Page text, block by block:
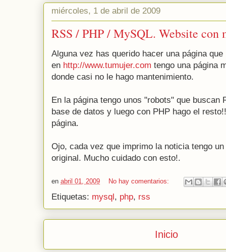
miércoles, 1 de abril de 2009
RSS / PHP / MySQL. Website
Alguna vez has querido hacer una página
en http://www.tumujer.com tengo una página
donde casi no le hago mantenimiento.
En la página tengo unos "robots" que buscan
base de datos y luego con PHP hago el
página.
Ojo, cada vez que imprimo la noticia tengo
original. Mucho cuidado con esto!.
en abril 01, 2009 No hay comentarios:
Etiquetas: mysql, php, rss
Inicio